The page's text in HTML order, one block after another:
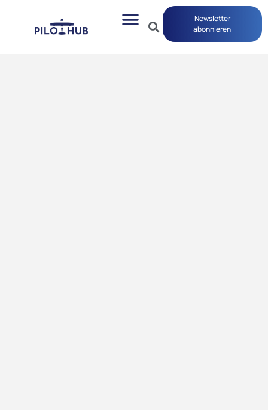
Newsletter
abonnieren